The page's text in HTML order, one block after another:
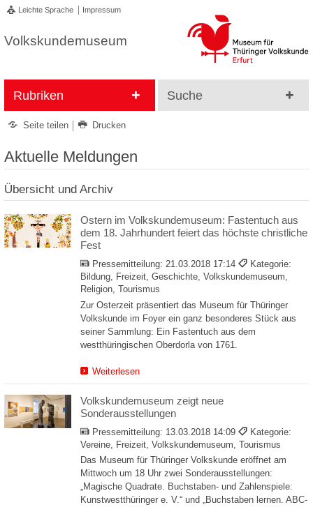
Leichte Sprache Impressum
Volkskundemuseum
Rubriken Suche
Seite teilen Drucken
Aktuelle Meldungen
Übersicht und Archiv
Ostern im Volkskundemuseum: Fastentuch aus
dem 18. Jahrhundert feiert das höchste christliche
Fest
Pressemitteilung: 21.03.2018 17:14
Kategorie:
Bildung, Freizeit, Geschichte, Volkskundemuseum,
Religion, Tourismus
Zur Osterzeit präsentiert das Museum für Thüringer
Volkskunde im Foyer ein ganz besonderes Stück aus
seiner Sammlung: Ein Fastentuch aus dem
westthüringischen Oberdorla von 1761.
Weiterlesen
Volkskundemuseum zeigt neue
Sonderausstellungen
Pressemitteilung: 13.03.2018 14:09
Kategorie:
Vereine, Freizeit, Volkskundemuseum, Tourismus
Das Museum für Thüringer Volkskunde eröffnet am
Mittwoch um 18 Uhr zwei Sonderausstellungen:
„Magische Quadrate. Buchstaben- und Zahlenspiele:
Kunstwestthüringer e. V.“ und „Buchstaben lernen. ABC-